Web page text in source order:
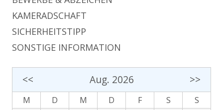
KAMERADSCHAFT
SICHERHEITSTIPP
SONSTIGE INFORMATION
<< Aug. 2026 >>
M D M D F S
S